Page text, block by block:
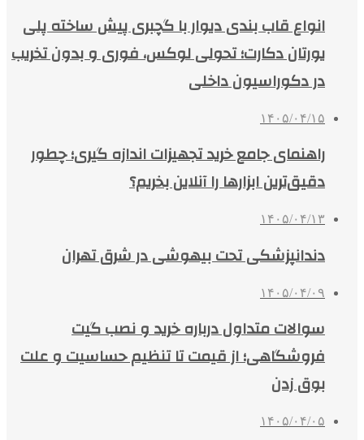
انواع قاب بندی دیوار با گچبری پیش ساخته پلی
یورتان دکارت؛ تحولی لوکس، فوری و بدون تخریب
در دکوراسیون داخلی
۱۴۰۵/۰۴/۱۵
راهنمای جامع خرید تجهیزات اندازه گیری؛ چطور
دقیق‌ترین ابزارها را آنلاین بخریم؟
۱۴۰۵/۰۴/۱۳
دندانپزشکی تحت بیهوشی در شرق تهران
۱۴۰۵/۰۴/۰۹
سوالات متداول درباره خرید و نصب گیت
فروشگاهی؛ از قیمت تا تنظیم حساسیت و علت
بوق زدن
۱۴۰۵/۰۴/۰۵